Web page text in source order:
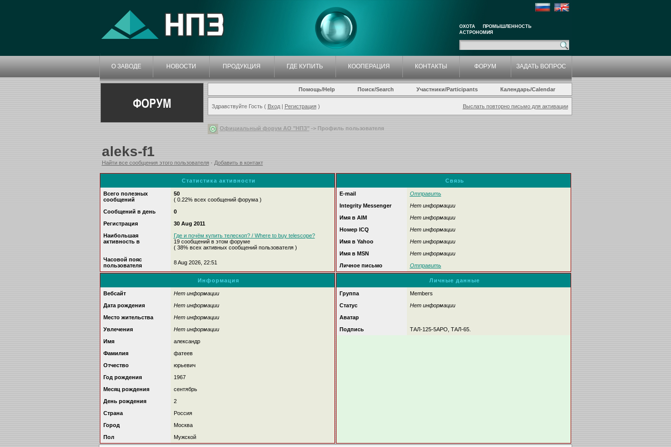
ОХОТА
ПРОМЫШЛЕННОСТЬ
АСТРОНОМИЯ
О ЗАВОДЕ НОВОСТИ ПРОДУКЦИЯ ГДЕ КУПИТЬ КООПЕРАЦИЯ КОНТАКТЫ ФОРУМ ЗАДАТЬ ВОПРОС
ФОРУМ
Помощь/Help Поиск/Search Участники/Participants Календарь/Calendar
Здравствуйте Гость ( Вход| Регистрация) Выслать повторно письмо для активации
Официальный форум АО "НПЗ"-> Профиль пользователя
aleks-f1
Найти все сообщения этого пользователя· Добавить в контакт
Статистика активности
Всего полезных
сообщений
50
( 0.22% всех сообщений форума )
Сообщений в день
0
Регистрация
30 Aug 2011
Наибольшая
активность в
Где и почём купить телескоп? / Where to buy telescope?
19 сообщений в этом форуме
( 38% всех активных сообщений пользователя )
Часовой пояс
пользователя
8 Aug 2026, 22:51
Связь
E-mail
Отправить
Integrity Messenger
Нет информации
Имя в AIM
Нет информации
Номер ICQ
Нет информации
Имя в Yahoo
Нет информации
Имя в MSN
Нет информации
Личное письмо
Отправить
Информация
Вебсайт
Нет информации
Дата рождения
Нет информации
Место жительства
Нет информации
Увлечения
Нет информации
Имя
александр
Фамилия
фатеев
Отчество
юрьевич
Год рождения
1967
Месяц рождения
сентябрь
День рождения
2
Страна
Россия
Город
Москва
Пол
Мужской
Личные данные
Группа
Members
Статус
Нет информации
Аватар
Подпись
ТАЛ-125-5APO, ТАЛ-65.